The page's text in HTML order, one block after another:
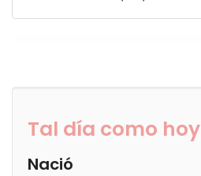
Tal día como hoy
Nació